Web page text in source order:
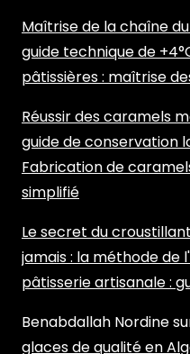
Maîtrise de la chaîne
guide technique de
pâtissières : maîtrise
Réussir des caramels
guide de conservation
Fabrication de
simplifié
Le secret du
jamais : la méthode de
pâtisserie artisanale :
Benabdallah Nordine
glaces de qualité en